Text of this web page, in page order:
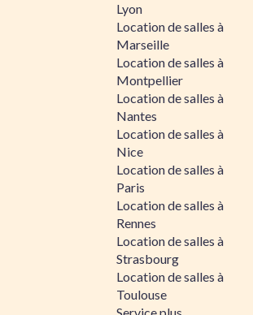
Lyon
Location de salles à
Marseille
Location de salles à
Montpellier
Location de salles à
Nantes
Location de salles à
Nice
Location de salles à
Paris
Location de salles à
Rennes
Location de salles à
Strasbourg
Location de salles à
Toulouse